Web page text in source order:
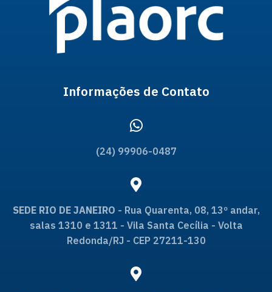
Informações de Contato
(24) 99906-0487
SEDE RIO DE JANEIRO - Rua Quarenta, 08, 13º andar,
salas 1310 e 1311 - Vila Santa Cecília - Volta
Redonda/RJ - CEP 27211-130